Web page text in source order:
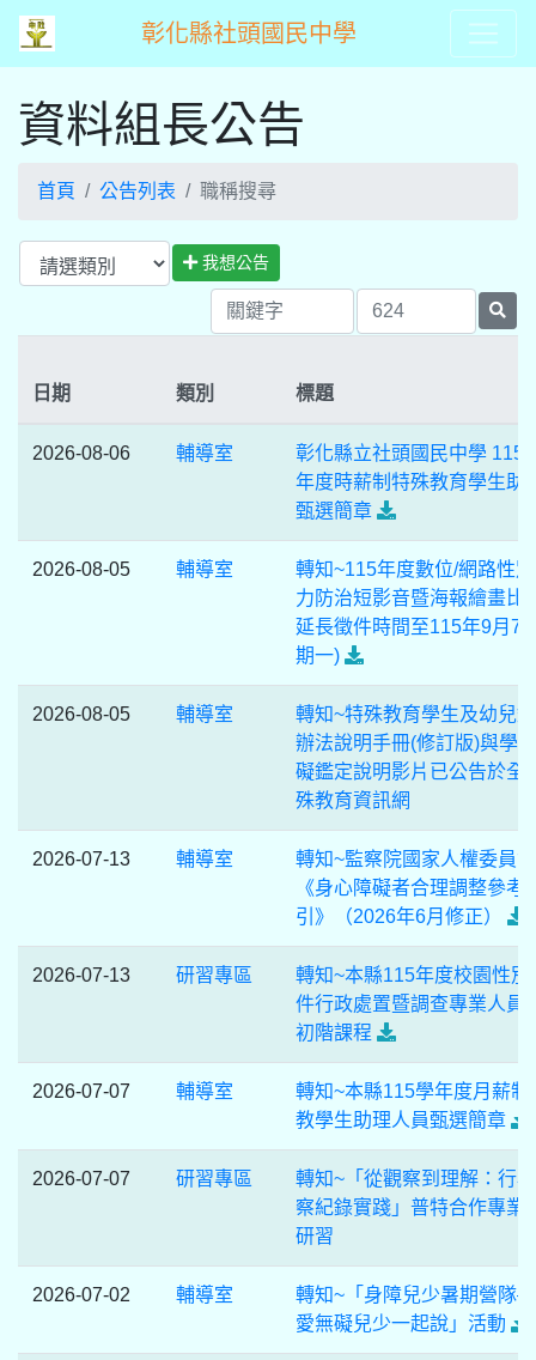
彰化縣社頭國民中學
資料組長公告
首頁 公告列表 職稱搜尋
我想公告
日期 類別 標題
2026-08-06 輔導室
彰化縣立社頭國民中學 115
年度時薪制特殊教育學生助
甄選簡章
2026-08-05 輔導室
轉知~115年度數位/網路性
力防治短影音暨海報繪畫比
延長徵件時間至115年9月7
期一)
2026-08-05 輔導室
轉知~特殊教育學生及幼兒
辦法說明手冊(修訂版)與學
礙鑑定說明影片已公告於全
殊教育資訊網
2026-07-13 輔導室
轉知~監察院國家人權委員會
《身心障礙者合理調整參考
引》（2026年6月修正）
2026-07-13 研習專區
轉知~本縣115年度校園性別
件行政處置暨調查專業人員
初階課程
2026-07-07 輔導室
轉知~本縣115學年度月薪制
教學生助理人員甄選簡章
2026-07-07 研習專區
轉知~「從觀察到理解：行
察紀錄實踐」普特合作專業
研習
2026-07-02 輔導室
轉知~「身障兒少暑期營隊
愛無礙兒少一起說」活動